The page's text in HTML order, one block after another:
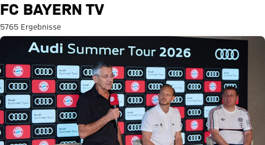
Suche: FC Bayern TV
FC BAYERN TV
5765 Ergebnisse